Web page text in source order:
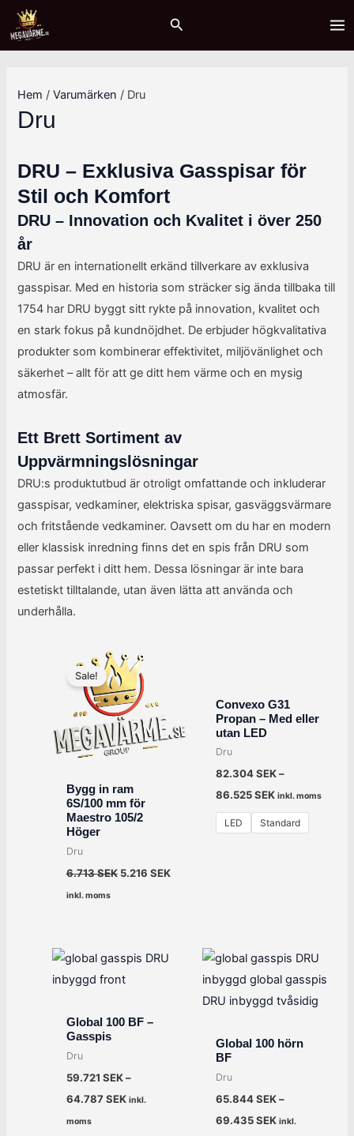
Hoppa
innehåll
Sök
Sök
M
i
r
i
Hem /Varumärken / Dru
Dru
DRU – Exklusiva Gasspisar för
Stil och Komfort
DRU – Innovation och Kvalitet i över 250
år
DRU är en internationellt erkänd tillverkare av exklusiva
gasspisar. Med en historia som sträcker sig ända tillbaka till
1754 har DRU byggt sitt rykte på innovation, kvalitet och
en stark fokus på kundnöjdhet. De erbjuder högkvalitativa
produkter som kombinerar effektivitet, miljövänlighet och
säkerhet – allt för att ge ditt hem värme och en mysig
atmosfär.
Ett Brett Sortiment av
Uppvärmningslösningar
DRU:s produktutbud är otroligt omfattande och inkluderar
gasspisar, vedkaminer, elektriska spisar, gasväggsvärmare
och fritstående vedkaminer. Oavsett om du har en modern
eller klassisk inredning finns det en spis från DRU som
passar perfekt i ditt hem. Dessa lösningar är inte bara
estetiskt tilltalande, utan även lätta att använda och
underhålla.
Sale!
Bygg in ram
6S/100 mm för
Maestro 105/2
Höger
Dru
6.713SEK
Det
ursprungliga
priset
var:
6.713 SEK.
5.216 SEK
5.216 SEK.
inkl. moms
Convexo G31
Propan – Med eller
utan LED
Dru
82.304SEK–
86.525SEK inkl. moms
LED Standard
Global 100 BF –
Gasspis
Dru
59.721 SEK–
64.787SEK inkl.
moms
Global 100 hörn
BF
Dru
65.844SEK–
69.435SEK inkl.